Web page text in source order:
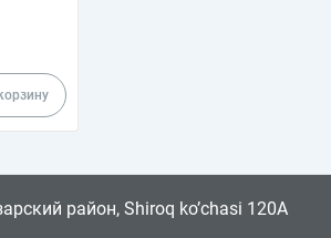
район, Shiroq ko’chasi 120A